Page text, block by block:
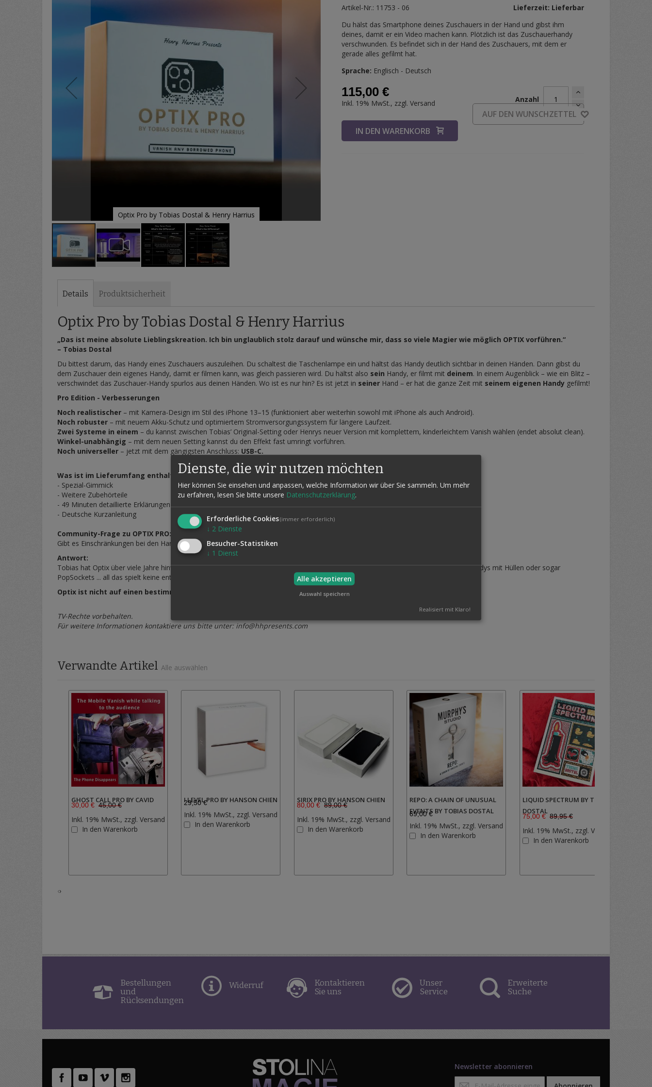
Optix Pro by Tobias Dostal & Henry Harrius
Artikel-Nr.: 11753 - 06
Lieferzeit: Lieferbar
Du hälst das Smartphone deines Zuschauers in der Hand und gibst ihm
deines, damit er ein Video machen kann. Plötzlich ist das Zuschauerhandy
verschwunden. Es befindet sich in der Hand des Zuschauers, mit dem er
gerade alles gefilmt hat.
Sprache: Englisch - Deutsch
115,00 €
Inkl. 19% MwSt., zzgl.Versand Anzahl
IN DEN WARENKORB
AUF DEN WUNSCHZETTEL
Details
Optix Pro by Tobias Dostal & Henry Harrius
„Das ist meine absolute Lieblingskreation. Ich bin unglaublich stolz darauf und wünsche mir, dass so viele Magier wie möglich OPTIX vorführen.“
– Tobias Dostal
Du bittest darum, das Handy eines Zuschauers auszuleihen. Du schaltest die Taschenlampe ein und hältst das Handy deutlich sichtbar in deinen Händen. Dann gibst du
dem Zuschauer dein eigenes Handy, damit er filmen kann, was gleich passieren wird. Du hältst also sein Handy, er filmt mit deinem. In einem Augenblick – wie ein Blitz –
verschwindet das Zuschauer-Handy spurlos aus deinen Händen. Wo ist es nur hin? Es ist jetzt in seiner Hand – er hat die ganze Zeit mit seinem eigenen Handy gefilmt!
Pro Edition - Verbesserungen
Noch realistischer – mit Kamera-Design im Stil des iPhone 13–15 (funktioniert aber weiterhin sowohl mit iPhone als auch Android).
Noch robuster – mit neuem Akku-Schutz und optimiertem Stromversorgungssystem für längere Laufzeit.
Zwei Systeme in einem – du kannst zwischen Tobias’ Original-Setting oder Henrys neuer Version mit komplettem, kinderleichtem Vanish wählen (endet absolut clean).
Winkel-unabhängig – mit dem neuen Setting kannst du den Effekt fast umringt vorführen.
Noch universeller – jetzt mit dem gängigsten Anschluss: USB-C.
Was ist im Lieferumfang enthalten?
- Spezial-Gimmick
- Weitere Zubehörteile
- 49 Minuten detaillierte Erklärungen (Englisch)
- Deutsche Kurzanleitung
Community-Frage zu OPTIX PRO:
Gibt es Einschränkungen bei den Handymodellen für OPTIX PRO?
Antwort:
Tobias hat Optix über viele Jahre hinweg mit goldenen, schwarzen und weißen Handys vorgeführt – mit Android-Geräten, iPhones, Handys mit Hüllen oder sogar
PopSockets ... all das spielt keine entscheidende Rolle.
Optix ist nicht auf einen bestimmten Handytyp beschränkt – es ist universell einsetzbar.
TV-Rechte vorbehalten.
Für weitere Informationen kontaktiere uns bitte unter: info@hhpresents.com
Produktsicherheit
Verwandte Artikel Alle auswählen
GHOST CALL PRO BY CAVID
30,00 € 45,00 €
Inkl. 19% MwSt., zzgl. Versand
In den Warenkorb
I LEVEL PRO BY HANSON CHIEN
29,50 €
Inkl. 19% MwSt., zzgl.Versand
In den Warenkorb
Wunschliste
SIRIX PRO BY HANSON CHIEN
80,00 € 89,00 €
Inkl. 19% MwSt., zzgl. Versand
In den Warenkorb
Wunschliste
REPO: A CHAIN OF UNUSUAL
EVENTS BY TOBIAS DOSTAL
69,00 €
Inkl. 19% MwSt., zzgl.Versand
In den Warenkorb
Wunschliste
LIQUID SPECTRUM BY TOBIAS
DOSTAL
75,00 € 89,95 €
Inkl. 19% MwSt., zzgl. Versand
In den Warenkorb
‹›
Bestellungen
und
Rücksendungen
Widerruf
Kontaktieren
Sie uns
Unser
Service
Erweiterte
Suche
Newsletter abonnieren
Dienste, die wir nutzen möchten
Hier können Sie einsehen und anpassen, welche Information wir über Sie sammeln. Um mehr
zu erfahren, lesen Sie bitte unsere Datenschutzerklärung.
Erforderliche Cookies(immer erforderlich)
↓ 2 Dienste
Besucher-Statistiken
↓ 1 Dienst
Alle akzeptieren
Auswahl speichern
Realisiert mit Klaro!